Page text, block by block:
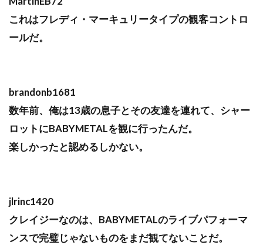
これはフレディ・マーキュリータイプの観客コントロ
ールだ。
brandonb1681
数年前、俺は13歳の息子とその友達を連れて、シャー
ロットにBABYMETALを観に行ったんだ。
楽しかったと認めるしかない。
jlrinc1420
クレイジーなのは、BABYMETALのライブパフォーマ
ンスで完璧じゃないものをまだ観てないことだ。